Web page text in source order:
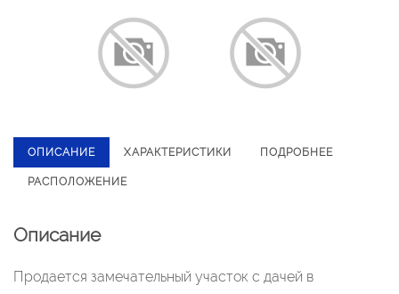
ОПИСАНИЕ ХАРАКТЕРИСТИКИ ПОДРОБНЕЕ
РАСПОЛОЖЕНИЕ
Описание
Продается замечательный участок с дачей в